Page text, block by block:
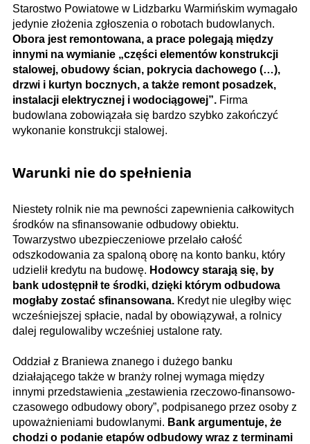
Starostwo Powiatowe w Lidzbarku Warmińskim wymagało
jedynie złożenia zgłoszenia o robotach budowlanych.
Obora jest remontowana, a prace polegają między
innymi na wymianie „części elementów konstrukcji
stalowej, obudowy ścian, pokrycia dachowego (…),
drzwi i kurtyn bocznych, a także remont posadzek,
instalacji elektrycznej i wodociągowej”. Firma
budowlana zobowiązała się bardzo szybko zakończyć
wykonanie konstrukcji stalowej.
Warunki nie do spełnienia
Niestety rolnik nie ma pewności zapewnienia całkowitych
środków na sfinansowanie odbudowy obiektu.
Towarzystwo ubezpieczeniowe przelało całość
odszkodowania za spaloną oborę na konto banku, który
udzielił kredytu na budowę. Hodowcy starają się, by
bank udostępnił te środki, dzięki którym odbudowa
mogłaby zostać sfinansowana. Kredyt nie uległby więc
wcześniejszej spłacie, nadal by obowiązywał, a rolnicy
dalej regulowaliby wcześniej ustalone raty.
Oddział z Braniewa znanego i dużego banku
działającego także w branży rolnej wymaga między
innymi przedstawienia „zestawienia rzeczowo-finansowo-
czasowego odbudowy obory”, podpisanego przez osoby z
upoważnieniami budowlanymi. Bank argumentuje, że
chodzi o podanie etapów odbudowy wraz z terminami